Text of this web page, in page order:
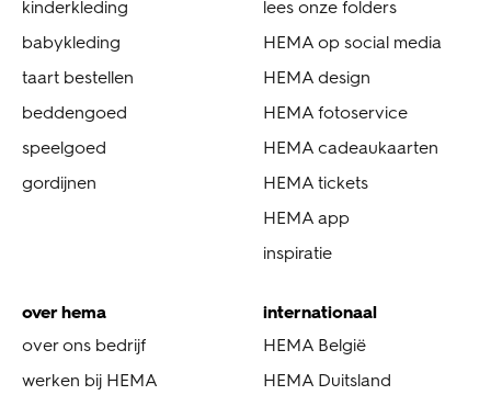
kinderkleding
babykleding
taart bestellen
beddengoed
speelgoed
gordijnen
lees onze folders
HEMA op social media
HEMA design
HEMA fotoservice
HEMA cadeaukaarten
HEMA tickets
HEMA app
inspiratie
over hema
over ons bedrijf
werken bij HEMA
internationaal
HEMA België
HEMA Duitsland